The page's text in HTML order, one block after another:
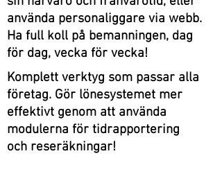
använda personaliggare via webb.
Ha full koll på bemanningen, dag
för dag, vecka för vecka!
Komplett verktyg som passar alla
företag. Gör lönesystemet mer
effektivt genom att använda
modulerna för tidrapportering
och reseräkningar!